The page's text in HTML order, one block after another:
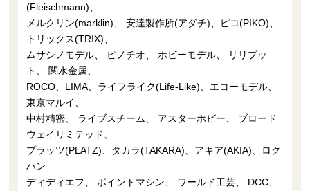
(Fleischmann)、
メルクリン(marklin)、 安達製作所(アダチ)、ピコ(PIKO)、
トリックス(TRIX)、
ムサシノモデル、 ピノチオ、 ホビーモデル、 リリプッ
ト、 関水金属、
ROCO、LIMA、ライフライク(Life-Like)、エコーモデル、
東京マルイ、
中村精密、 ライブスチーム、 アスターホビー、 ブロード
ウェイリミテッド、
プラッツ(PLATZ)、タカラ(TAKARA)、アキア(AKIA)、ロク
ハン
ディディエフ、 ポイントマシン、 ワールド工芸、 DCC、